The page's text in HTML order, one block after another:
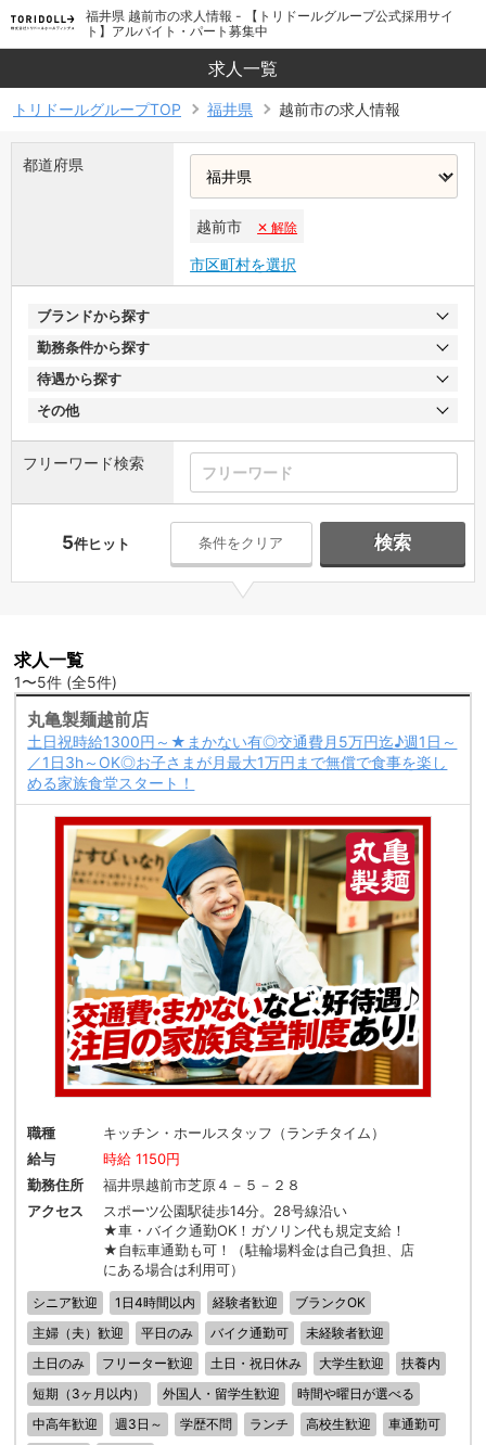
福井県 越前市の求人情報 - 【トリドールグループ公式採用サイ
ト】アルバイト・パート募集中
求人一覧
トリドールグループTOP 福井県 越前市の求人情報
都道府県
越前市 ✕ 解除
市区町村を選択
ブランドから探す
勤務条件から探す
待遇から探す
その他
フリーワード検索
5件ヒット 条件をクリア 検索
求人一覧
1〜5件 (全5件)
丸亀製麺越前店
土日祝時給1300円～★まかない有◎交通費月5万円迄♪週1日～
／1日3h～OK◎お子さまが月最大1万円まで無償で食事を楽し
める家族食堂スタート！
職種
キッチン・ホールスタッフ（ランチタイム）
給与
時給 1150円
勤務住所
福井県越前市芝原４－５－２８
アクセス
スポーツ公園駅徒歩14分。28号線沿い
★車・バイク通勤OK！ガソリン代も規定支給！
★自転車通勤も可！（駐輪場料金は自己負担、店
にある場合は利用可）
シニア歓迎 1日4時間以内 経験者歓迎
ブランクOK
主婦（夫）歓迎
平日のみ バイク通勤可
未経験者歓迎
土日のみ
フリーター歓迎 土日・祝日休み 大学生歓迎
扶養内
短期（3ヶ月以内）
外国人・留学生歓迎
時間や曜日が選べる
中高年歓迎
週3日～ 学歴不問 ランチ 高校生歓迎
車通勤可